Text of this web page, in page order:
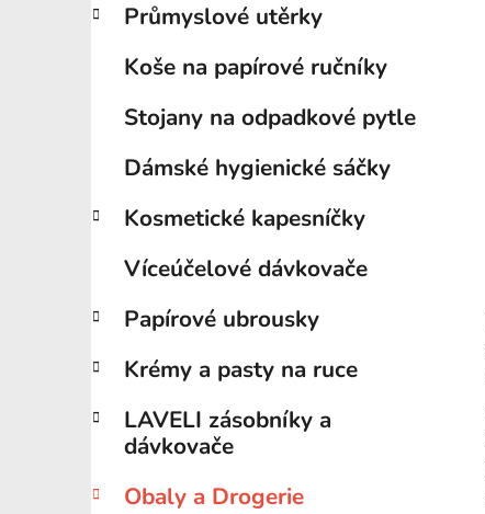
Průmyslové utěrky
Koše na papírové ručníky
Stojany na odpadkové pytle
Dámské hygienické sáčky
Kosmetické kapesníčky
Víceúčelové dávkovače
Papírové ubrousky
Krémy a pasty na ruce
LAVELI zásobníky a
dávkovače
Obaly a Drogerie